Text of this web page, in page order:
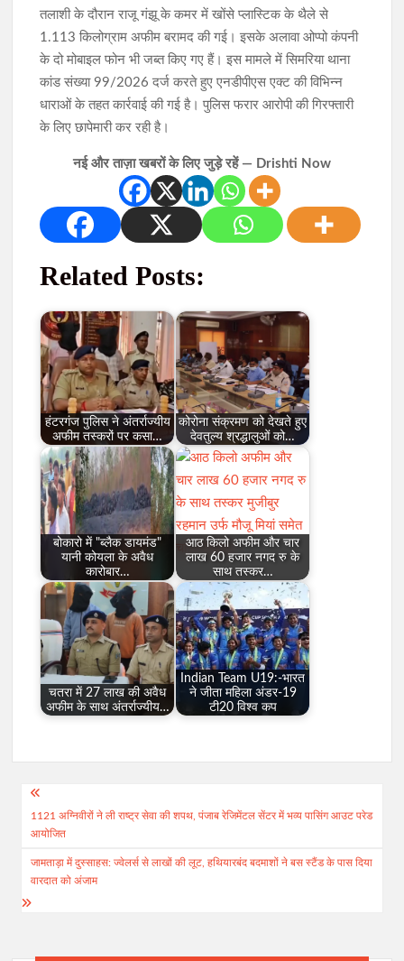
तलाशी के दौरान राजू गंझू के कमर में खोंसे प्लास्टिक के थैले से
1.113 किलोग्राम अफीम बरामद की गई। इसके अलावा ओप्पो कंपनी
के दो मोबाइल फोन भी जब्त किए गए हैं। इस मामले में सिमरिया थाना
कांड संख्या 99/2026 दर्ज करते हुए एनडीपीएस एक्ट की विभिन्न
धाराओं के तहत कार्रवाई की गई है। पुलिस फरार आरोपी की गिरफ्तारी
के लिए छापेमारी कर रही है।
नई और ताज़ा खबरों के लिए जुड़े रहें — Drishti Now
Related Posts:
हंटरगंज पुलिस ने अंतर्राज्यीय
अफीम तस्करों पर कसा…
कोरोना संक्रमण को देखते हुए
देवतुल्य श्रद्धालुओं को…
बोकारो में "ब्लैक डायमंड"
यानी कोयला के अवैध
कारोबार…
आठ किलो अफीम और चार
लाख 60 हजार नगद रु के
साथ तस्कर…
चतरा में 27 लाख की अवैध
अफीम के साथ अंतर्राज्यीय…
Indian Team U19:-भारत
ने जीता महिला अंडर-19
टी20 विश्व कप
Post
navigation
1121 अग्निवीरों ने ली राष्ट्र सेवा की शपथ, पंजाब रेजिमेंटल सेंटर में भव्य पासिंग आउट परेड
आयोजित
जामताड़ा में दुस्साहस: ज्वेलर्स से लाखों की लूट, हथियारबंद बदमाशों ने बस स्टैंड के पास दिया
वारदात को अंजाम